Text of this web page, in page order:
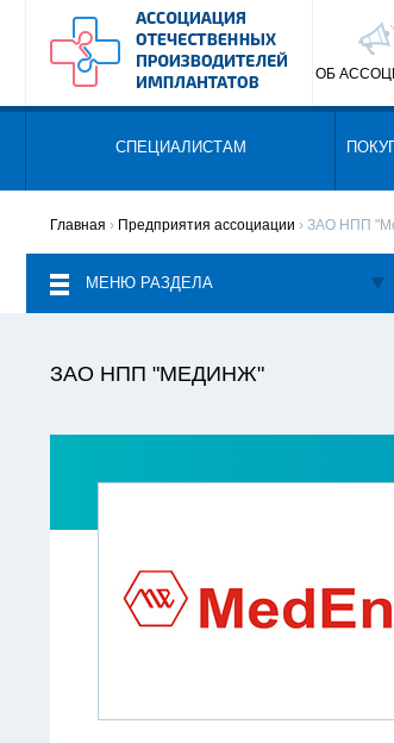
ОБ
СПЕЦИАЛИСТАМ
Главная › Предприятия ассоциации › ЗАО НПП
МЕНЮ РАЗДЕЛА
ЗАО НПП "МЕДИНЖ"